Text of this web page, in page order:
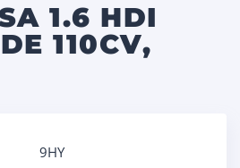
1.6 HDI
110CV,
9HY